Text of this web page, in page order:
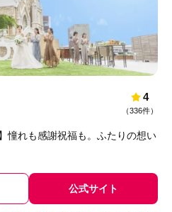
4
（336件）
憧れも感謝祝福も。ふたりの想い
公式サイト